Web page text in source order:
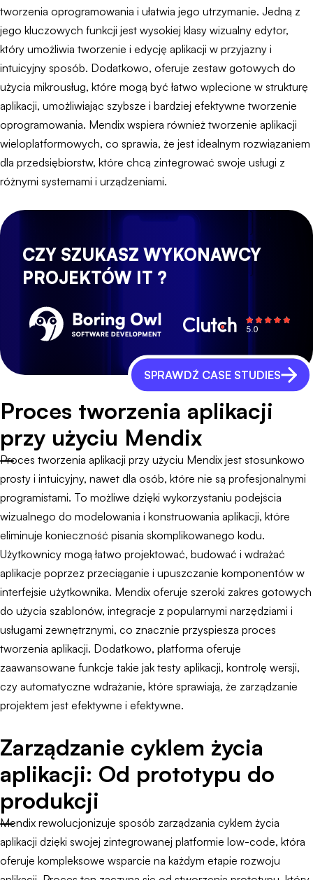
tworzenia oprogramowania i ułatwia jego utrzymanie. Jedną z
jego kluczowych funkcji jest wysokiej klasy wizualny edytor,
który umożliwia tworzenie i edycję aplikacji w przyjazny i
intuicyjny sposób. Dodatkowo, oferuje zestaw gotowych do
użycia mikrousług, które mogą być łatwo wplecione w strukturę
aplikacji, umożliwiając szybsze i bardziej efektywne tworzenie
oprogramowania. Mendix wspiera również tworzenie aplikacji
wieloplatformowych, co sprawia, że jest idealnym rozwiązaniem
dla przedsiębiorstw, które chcą zintegrować swoje usługi z
różnymi systemami i urządzeniami.
CZY SZUKASZ WYKONAWCY
PROJEKTÓW IT ?
SPRAWDŹ CASE STUDIES
Proces tworzenia aplikacji
przy użyciu Mendix
Proces tworzenia aplikacji przy użyciu Mendix jest stosunkowo
prosty i intuicyjny, nawet dla osób, które nie są profesjonalnymi
programistami. To możliwe dzięki wykorzystaniu podejścia
wizualnego do modelowania i konstruowania aplikacji, które
eliminuje konieczność pisania skomplikowanego kodu.
Użytkownicy mogą łatwo projektować, budować i wdrażać
aplikacje poprzez przeciąganie i upuszczanie komponentów w
interfejsie użytkownika. Mendix oferuje szeroki zakres gotowych
do użycia szablonów, integracje z popularnymi narzędziami i
usługami zewnętrznymi, co znacznie przyspiesza proces
tworzenia aplikacji. Dodatkowo, platforma oferuje
zaawansowane funkcje takie jak testy aplikacji, kontrolę wersji,
czy automatyczne wdrażanie, które sprawiają, że zarządzanie
projektem jest efektywne i efektywne.
Zarządzanie cyklem życia
aplikacji: Od prototypu do
produkcji
Mendix rewolucjonizuje sposób zarządzania cyklem życia
aplikacji dzięki swojej zintegrowanej platformie low-code, która
oferuje kompleksowe wsparcie na każdym etapie rozwoju